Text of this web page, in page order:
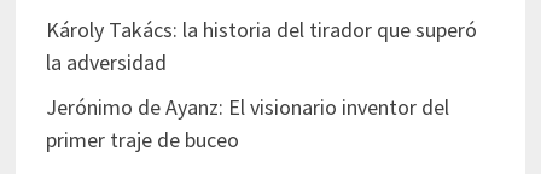
Károly Takács: la historia del tirador que superó
la adversidad
Jerónimo de Ayanz: El visionario inventor del
primer traje de buceo